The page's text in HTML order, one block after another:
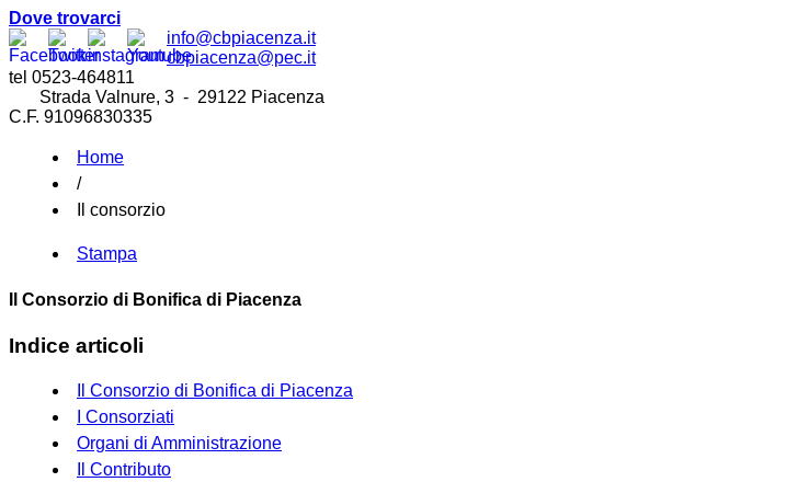
Dove trovarci
info@cbpiacenza.it
cbpiacenza@pec.it
tel 0523-464811
Strada Valnure, 3 - 29122 Piacenza
C.F. 91096830335
Home
/
Il consorzio
Stampa
Il Consorzio di Bonifica di Piacenza
Indice articoli
Il Consorzio di Bonifica di Piacenza
I Consorziati
Organi di Amministrazione
Il Contributo